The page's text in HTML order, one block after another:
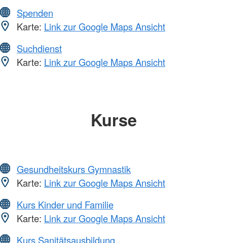
Spenden
Karte: Link zur Google Maps Ansicht
Suchdienst
Karte: Link zur Google Maps Ansicht
Kurse
Gesundheitskurs Gymnastik
Karte: Link zur Google Maps Ansicht
Kurs Kinder und Familie
Karte: Link zur Google Maps Ansicht
Kurs Sanitätsausbildung